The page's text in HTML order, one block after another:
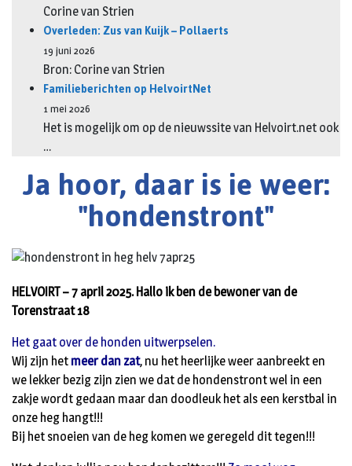
Corine van Strien
Overleden: Zus van Kuijk – Pollaerts
19 juni 2026
Bron: Corine van Strien
Familieberichten op HelvoirtNet
1 mei 2026
Het is mogelijk om op de nieuwssite van Helvoirt.net ook
…
Ja hoor, daar is ie weer:
"hondenstront"
HELVOIRT – 7 april 2025. Hallo ik ben de bewoner van de
Torenstraat 18
Het gaat over de honden uitwerpselen.
Wij zijn het meer dan zat, nu het heerlijke weer aanbreekt en
we lekker bezig zijn zien we dat de hondenstront wel in een
zakje wordt gedaan maar dan doodleuk het als een kerstbal in
onze heg hangt!!!
Bij het snoeien van de heg komen we geregeld dit tegen!!!